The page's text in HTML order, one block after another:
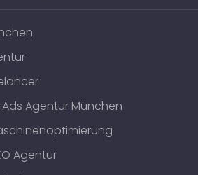
Agentur München
Agentur